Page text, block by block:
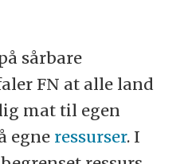
sårbare
FN at alle land
mat til egen
egne ressurser. I